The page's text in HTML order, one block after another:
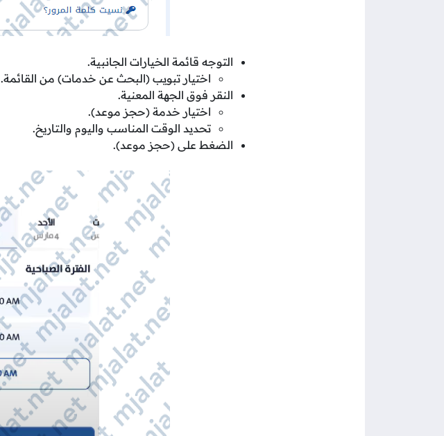
التوجه قائمة الخيارات الجانبية.
اختيار تبويب (البحث عن خدمات) من القائمة.
النقر فوق الجهة المعنية.
اختيار خدمة (حجز موعد).
تحديد الوقت المناسب واليوم والتاريخ.
الضغط على (حجز موعد).